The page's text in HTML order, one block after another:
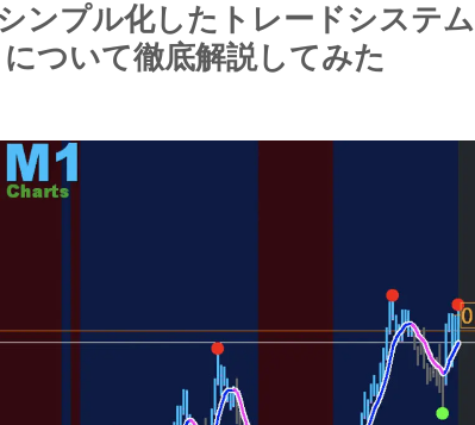
ンプル化したトレードシステム
ついて徹底解説してみた